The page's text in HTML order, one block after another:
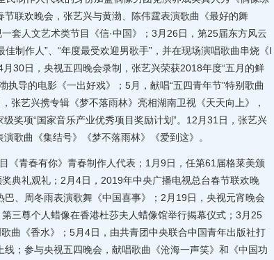
联欢晚会，张艺兴与黄渤、陈伟霆表演歌曲《最好的舞
套人文艺术类节目《信·中国》；3月26日，第25届东方风云
佳制作人”、“年度最受欢迎男歌手”，并在现场演唱歌曲串烧《I
30日，央视五四晚会录制，张艺兴荣获2018年度“五月的鲜
执导的电影《一出好戏》；5月，献唱“五四青年节”特别歌曲
张艺兴携专辑《梦不落雨林》亮相湖南卫视《天天向上》，
奖项“国家音乐产业优秀项目奖励计划”。12月31日，张艺兴
歌曲《集结号》《梦不落雨林》《爱到这》。
青春有你》青春制作人代表；1月9日，任第61届格莱美颁
典礼观礼；2月4日，2019年中央广播电视总台春节联欢晚
、周冬雨表演歌舞《中国喜事》；2月19日，央视元宵晚会
三尊个人蜡像在香港杜莎夫人蜡像馆举行揭幕仪式；3月25
曲《香水》；5月4日，由共青团中央联合中国青年出版社打
；参与央视五四晚会，献唱歌曲《沧海一声笑》和《中国功